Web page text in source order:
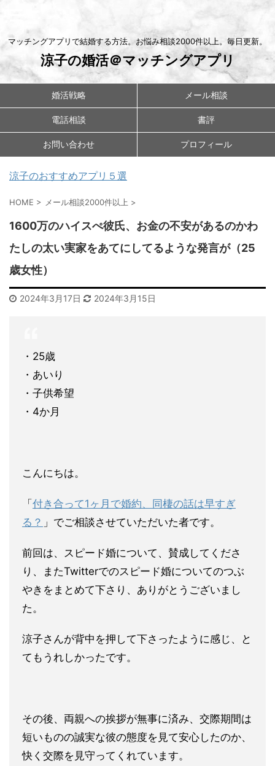
マッチングアプリで結婚する方法。お悩み相談2000件以上。毎日更新。
涼子の婚活＠マッチングアプリ
婚活戦略 メール相談
電話相談 書評
お問い合わせ プロフィール
涼子のおすすめアプリ５選
HOME > メール相談2000件以上 >
1600万のハイスぺ彼氏、お金の不安があるのかわ
たしの太い実家をあてにしてるような発言が（25
歳女性）
2024年3月17日 2024年3月15日
・25歳
・あいり
・子供希望
・4か月
こんにちは。
「 付き合って1ヶ月で婚約、同棲の話は早すぎ
る？ 」 でご相談させていただいた者です。
前回は、スピード婚について、賛成してくださ
り、またTwitterでのスピード婚についてのつぶ
やきをまとめて下さり、 ありがとうございまし
た。
涼子さんが背中を押して下さったように感じ、と
てもうれしかったです。
その後、両親への挨拶が無事に済み、交際期間は
短いものの誠実な彼の態度を見て安心したのか、
快く交際を見守ってくれています。